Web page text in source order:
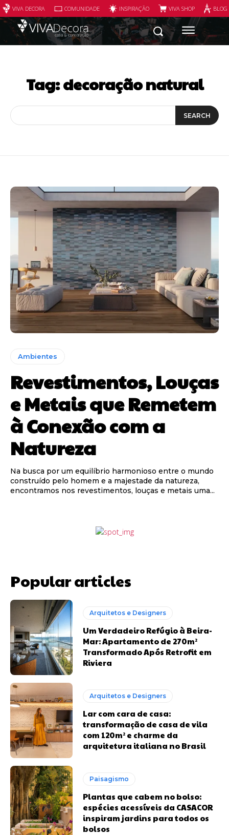
VIVA DECORA COMUNIDADE INSPIRAÇÃO VIVA SHOP
Tag:decoração natural
SEARCH
Ambientes
Revestimentos, Louças
e Metais que Remetem
à Conexão com a
Natureza
Na busca por um equilíbrio harmonioso entre o mundo
construído pelo homem e a majestade da natureza,
encontramos nos revestimentos, louças e metais uma...
Popular articles
Arquitetos e Designers
Um Verdadeiro Refúgio à Beira-
Mar: Apartamento de 270m²
Transformado Após Retrofit em
Riviera
Arquitetos e Designers
Lar com cara de casa:
transformação de casa de vila
com 120m² e charme da
arquitetura italiana no Brasil
Paisagismo
Plantas que cabem no bolso:
espécies acessíveis da CASACOR
inspiram jardins para todos os
bolsos